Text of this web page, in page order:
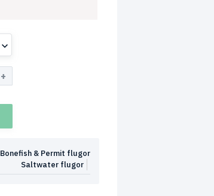
Bonefish & Permit flugor
Saltwater flugor